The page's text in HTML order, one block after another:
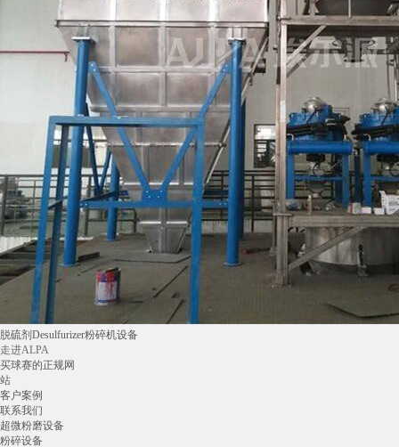
脱硫剂Desulfurizer粉碎机设备
走进ALPA
买球赛的正规网
站
客户案例
联系我们
超微粉磨设备
粉碎设备